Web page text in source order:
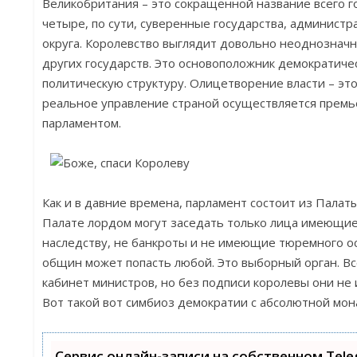
четыре, по сути, суверенные государства,
округа. Королевство выглядит довольно
других государств. Это основоположник
политическую структуру. Олицетворение власти –
реальное управление страной осуществляется
парламентом.
Как и в давние времена, парламент состоит из
Палате лордом могут заседать только лица
наследству, не банкроты и не имеющие тюремного
общин может попасть любой. Это выборный орган.
кабинет министров, но без подписи королевы они
Вот такой вот симбиоз демократии с абсолютной